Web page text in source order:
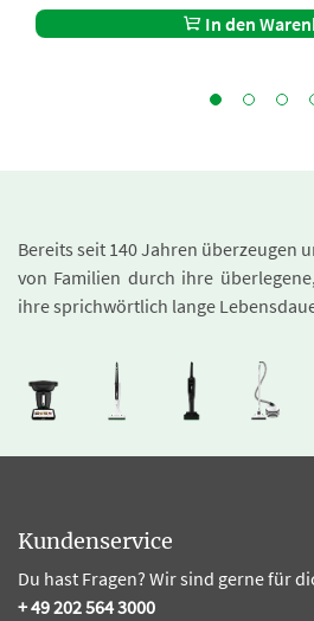
In den
Bereits seit 140 Jahren überzeugen
von Familien durch ihre
ihre sprichwörtlich lange
Kundenservice
Du hast Fragen? Wir sind gerne für
+ 49 202 564 3000